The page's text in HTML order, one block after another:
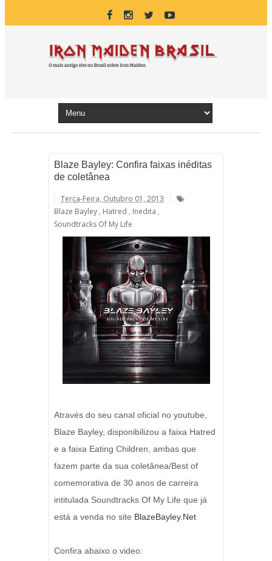
Blaze Bayley: Confira faixas inéditas
de coletânea
Terça-Feira, Outubro 01, 2013
Blaze Bayley , Hatred , Inedita ,
Soundtracks Of My Life
Através do seu canal oficial no youtube,
Blaze Bayley, disponibilizou a faixa Hatred
e a faixa Eating Children, ambas que
fazem parte da sua coletânea/Best of
comemorativa de 30 anos de carreira
intitulada Soundtracks Of My Life que já
está a venda no site BlazeBayley.Net
Confira abaixo o video: